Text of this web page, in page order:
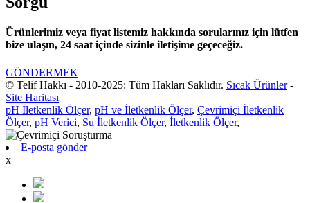
Ürünlerimiz veya fiyat listemiz hakkında sorularınız için lütfen
bize ulaşın, 24 saat içinde sizinle iletişime geçeceğiz.
GÖNDERMEK
© Telif Hakkı - 2010-2025: Tüm Hakları Saklıdır. Sıcak Ürünler-
Site Haritası
pH İletkenlik Ölçer, pH ve İletkenlik Ölçer, Çevrimiçi İletkenlik
Ölçer, pH Verici, Su İletkenlik Ölçer, İletkenlik Ölçer,
E-posta gönder
x